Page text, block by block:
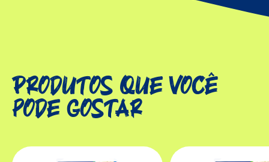
Produtos que você
pode gostar